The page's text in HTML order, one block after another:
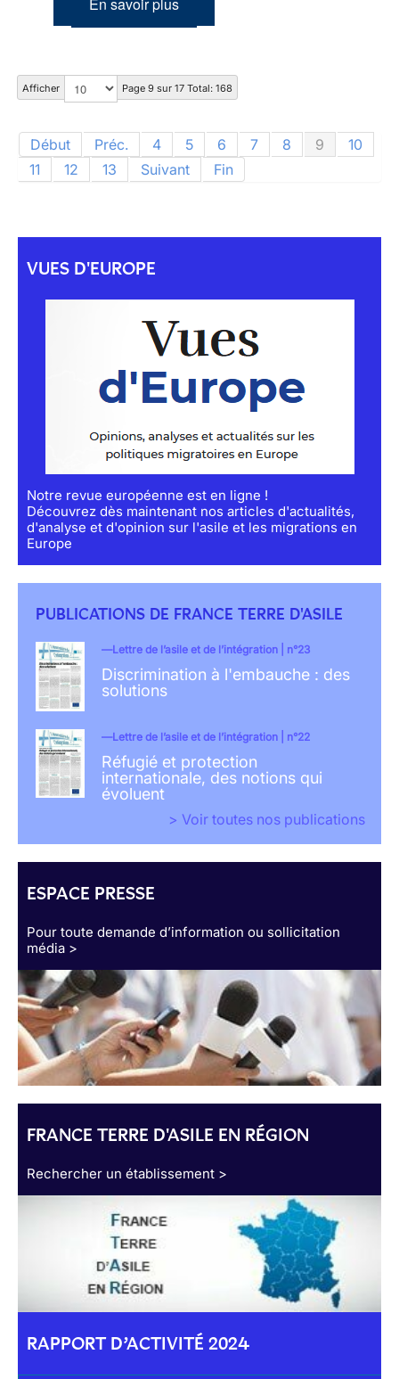
Afficher Page 9 sur 17 Total: 168
Début Préc. 4 5 6 7 8 9
10
11
12 13 Suivant Fin
VUES D'EUROPE
Notre revue européenne est en ligne !
Découvrez dès maintenant nos articles d'actualités,
d'analyse et d'opinion sur l'asile et les migrations en
Europe
PUBLICATIONS DE FRANCE TERRE D'ASILE
Lettre de l’asile et de l’intégration | n°23
Discrimination à l'embauche : des
solutions
Lettre de l’asile et de l’intégration | n°22
Réfugié et protection
internationale, des notions qui
évoluent
> Voir toutes nos publications
ESPACE PRESSE
Pour toute demande d’information ou sollicitation
média >
FRANCE TERRE D'ASILE EN RÉGION
Rechercher un établissement >
RAPPORT D’ACTIVITÉ 2024